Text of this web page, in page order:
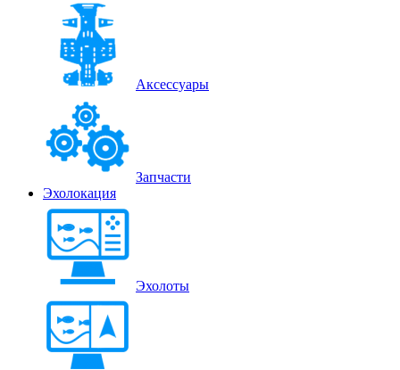
Аксессуары
Запчасти
Эхолокация
Эхолоты